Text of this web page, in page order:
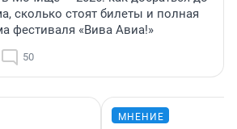
сколько стоят билеты и полная
фестиваля «Вива Авиа!»
50
МНЕНИЕ